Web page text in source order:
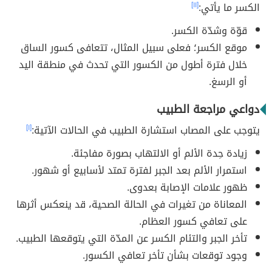
الكسر ما يأتي:[١١]
قوّة وشدّة الكسر.
موقع الكسر؛ فعلى سبيل المثال، تتعافى كسور الساق
خلال فترة أطول من الكسور التي تحدث في منطقة اليد
أو الرسغ.
دواعي مراجعة الطبيب
يتوجب على المصاب استشارة الطبيب في الحالات الآتية:[١]
زيادة حِدة الألم أو الالتهاب بصورة مفاجئة.
استمرار الألم بعد الجبر لفترة تمتد لأسابيع أو شهور.
ظهور علامات الإصابة بعدوى.
المعاناة من تغيرات في الحالة الصحية، قد ينعكس أثرها
على تعافي كسور العظام.
تأخر الجبر والتئام الكسر عن المدّة التي يتوقعها الطبيب.
وجود توقعات بشأن تأخر تعافي الكسور.